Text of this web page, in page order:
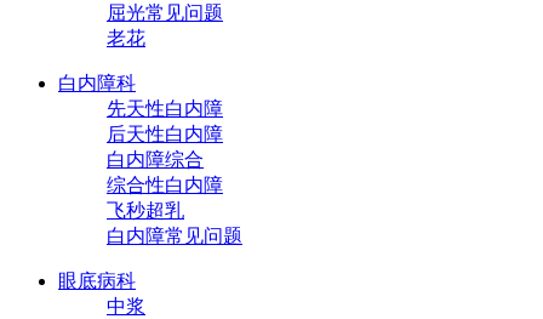
屈光常见问题
老花
白内障科
先天性白内障
后天性白内障
白内障综合
综合性白内障
飞秒超乳
白内障常见问题
眼底病科
中浆